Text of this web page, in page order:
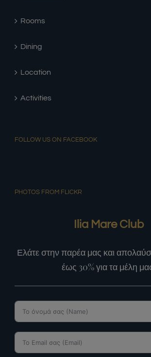
Rooms
Dining
Location
Activities
FOLLOW US ON FACEBOOK
PHOTOS FROM FLICKR
Ilia Mare Club
Ελάτε στην παρέα μας και
έως 30% για τα μέλη